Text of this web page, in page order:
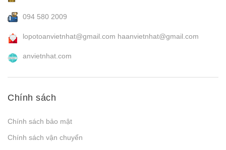
094 580 2009
lopotoanvietnhat@gmail.com haanvietnhat@gmail.com
anvietnhat.com
Chính sách
Chính sách bảo mật
Chính sách vận chuyển